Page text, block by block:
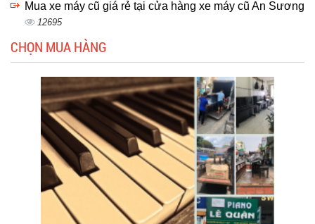
Mua xe máy cũ giá rẻ tại cửa hàng xe máy cũ An Sương
12695
CHỌN MUA HÀNG